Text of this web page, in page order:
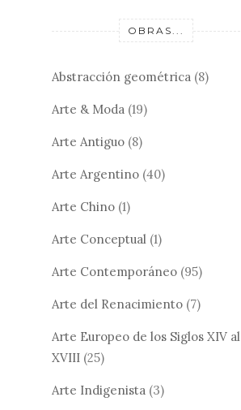
OBRAS...
Abstracción geométrica (8)
Arte & Moda (19)
Arte Antiguo (8)
Arte Argentino (40)
Arte Chino (1)
Arte Conceptual (1)
Arte Contemporáneo (95)
Arte del Renacimiento (7)
Arte Europeo de los Siglos XIV al
XVIII (25)
Arte Indigenista (3)